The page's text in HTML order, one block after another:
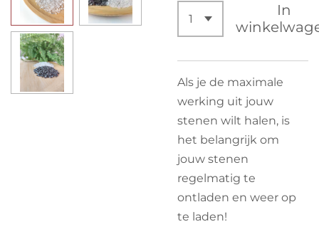
In
Als je de maximale
werking uit jouw
stenen wilt halen, is
het belangrijk om
jouw stenen
regelmatig te
ontladen en weer op
te laden!